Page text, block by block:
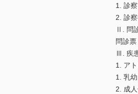
1. 診
2. 診
Ⅱ. 問
問診
Ⅲ. 疾
1. ア
1. 乳
2. 成